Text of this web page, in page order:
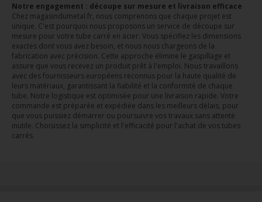
Notre engagement : découpe sur mesure et livraison efficace
Chez magasindumetal.fr, nous comprenons que chaque projet est
unique. C'est pourquoi nous proposons un service de découpe sur
mesure pour votre tube carré en acier. Vous spécifiez les dimensions
exactes dont vous avez besoin, et nous nous chargeons de la
fabrication avec précision. Cette approche élimine le gaspillage et
assure que vous recevez un produit prêt à l'emploi. Nous travaillons
avec des fournisseurs européens reconnus pour la haute qualité de
leurs matériaux, garantissant la fiabilité et la conformité de chaque
tube. Notre logistique est optimisée pour une livraison rapide. Votre
commande est préparée et expédiée dans les meilleurs délais, pour
que vous puissiez démarrer ou poursuivre vos travaux sans attente
inutile. Choisissez la simplicité et l'efficacité pour l'achat de vos tubes
carrés.